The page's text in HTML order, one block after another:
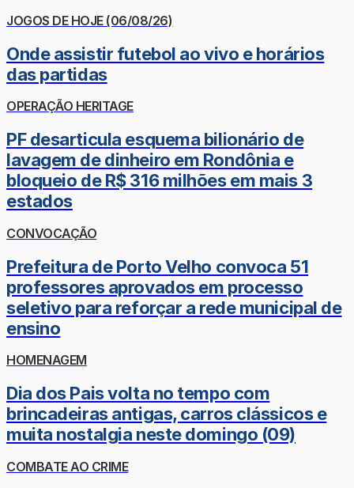
JOGOS DE HOJE (06/08/26)
Onde assistir futebol ao vivo e horários
das partidas
OPERAÇÃO HERITAGE
PF desarticula esquema bilionário de
lavagem de dinheiro em Rondônia e
bloqueio de R$ 316 milhões em mais 3
estados
CONVOCAÇÃO
Prefeitura de Porto Velho convoca 51
professores aprovados em processo
seletivo para reforçar a rede municipal de
ensino
HOMENAGEM
Dia dos Pais volta no tempo com
brincadeiras antigas, carros clássicos e
muita nostalgia neste domingo (09)
COMBATE AO CRIME